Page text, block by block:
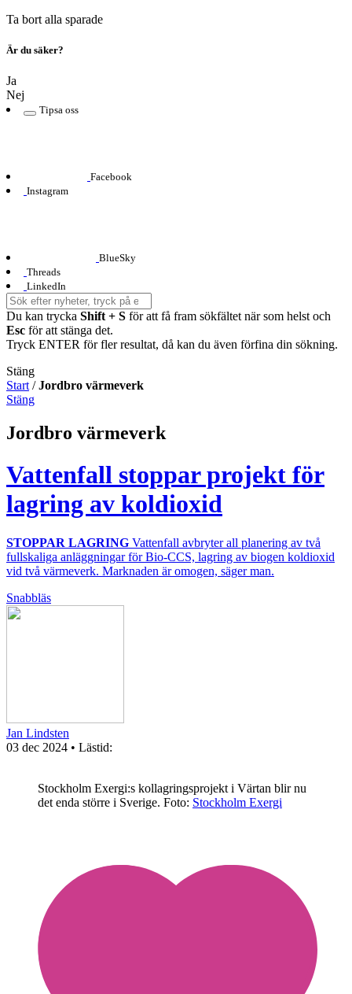
Ta bort alla sparade
Är du säker?
Ja
Nej
Tipsa oss
Facebook
Instagram
BlueSky
Threads
LinkedIn
Du kan trycka Shift + S för att få fram sökfältet när som helst och
Esc för att stänga det.
Tryck ENTER för fler resultat, då kan du även förfina din sökning.
Stäng
Start /Jordbro värmeverk
Stäng
Jordbro värmeverk
Vattenfall stoppar projekt för
lagring av koldioxid
STOPPAR LAGRING Vattenfall avbryter all planering av två
fullskaliga anläggningar för Bio-CCS, lagring av biogen koldioxid
vid två värmeverk. Marknaden är omogen, säger man.
Snabbläs
Jan Lindsten
03 dec 2024 • Lästid:
Stockholm Exergi:s kollagringsprojekt i Värtan blir nu
det enda större i Sverige. Foto: Stockholm Exergi